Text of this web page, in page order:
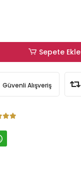
Sepete Ekle
Güvenli Alışveriş